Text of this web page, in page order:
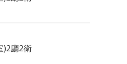
)2廳2衛